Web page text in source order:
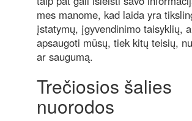
mes manome, kad laida yra
įstatymų, įgyvendinimo taisyklių,
apsaugoti mūsų, tiek kitų teisių,
ar saugumą.
Trečiosios šalies
nuorodos